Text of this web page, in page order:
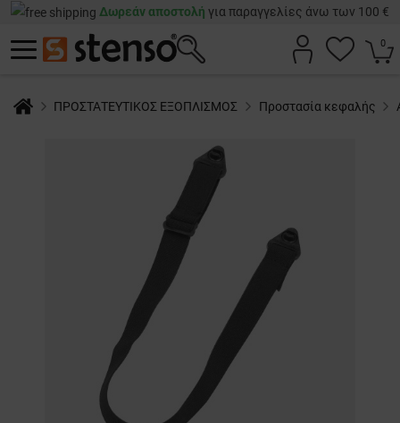
Δωρεάν αποστολή για παραγγελίες άνω των 100 €
0
ΠΡΟΣΤΑΤΕΥΤΙΚΟΣ ΕΞΟΠΛΙΣΜΟΣ Προστασία κεφαλής